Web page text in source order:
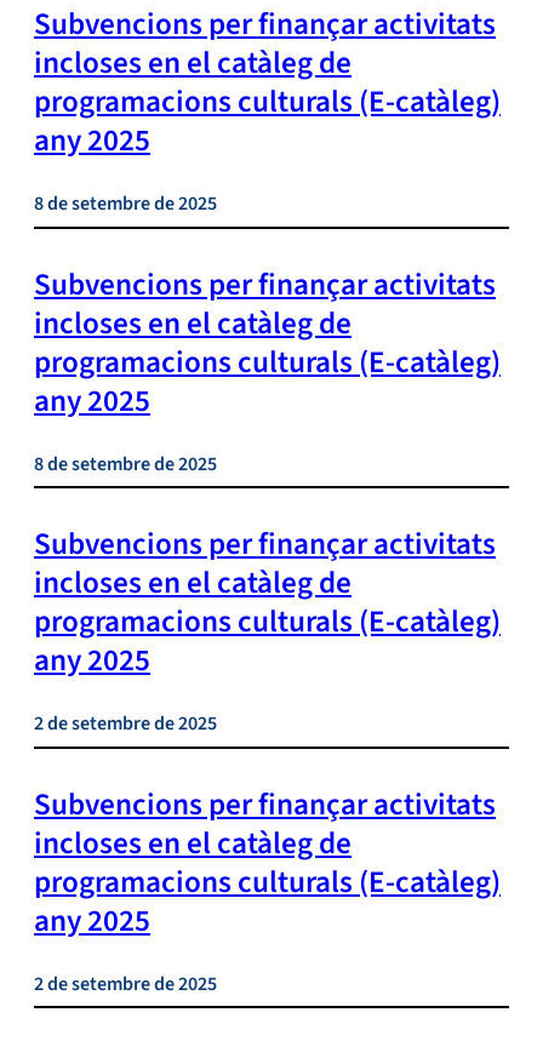
Subvencions per finançar activitats
incloses en el catàleg de
programacions culturals (E-catàleg)
any 2025
8 de setembre de 2025
Subvencions per finançar activitats
incloses en el catàleg de
programacions culturals (E-catàleg)
any 2025
8 de setembre de 2025
Subvencions per finançar activitats
incloses en el catàleg de
programacions culturals (E-catàleg)
any 2025
2 de setembre de 2025
Subvencions per finançar activitats
incloses en el catàleg de
programacions culturals (E-catàleg)
any 2025
2 de setembre de 2025